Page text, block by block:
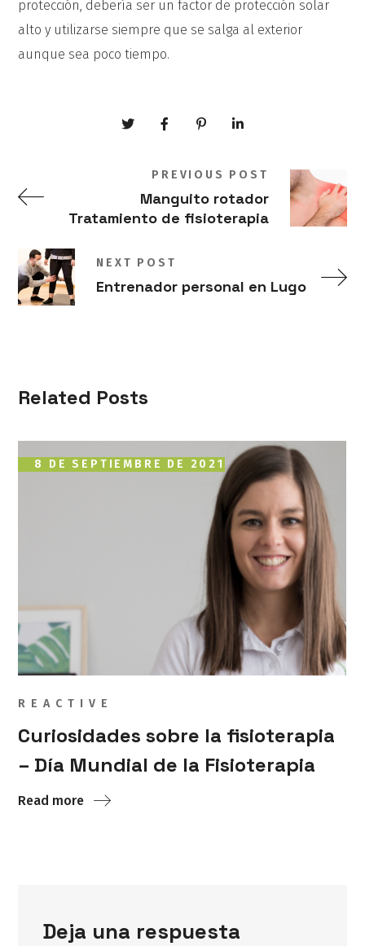
protección, debería ser un factor de protección solar
alto y utilizarse siempre que se salga al exterior
aunque sea poco tiempo.
PREVIOUS POST
Manguito rotador
Tratamiento de fisioterapia
NEXT POST
Entrenador personal en Lugo
Related Posts
8 DE SEPTIEMBRE DE 2021
REACTIVE
Curiosidades sobre la fisioterapia
– Día Mundial de la Fisioterapia
Read more
Deja una respuesta